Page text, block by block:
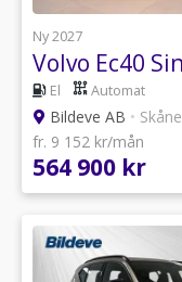
Ny 2027
El Automat
Bildeve AB • Skåne
fr. 9 152 kr/mån
564 900 kr